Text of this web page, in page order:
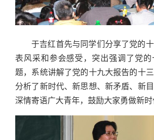
于吉红首先与同学们分享了党的
表风采和参会感受，突出强调了党的
题，系统讲解了党的十九大报告的十
分析了新时代、新思想、新矛盾、新
深情寄语广大青年，鼓励大家勇做新时